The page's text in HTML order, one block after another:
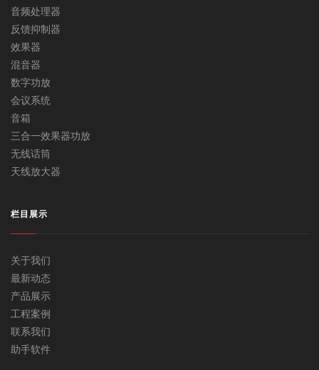
音频处理器
反馈抑制器
效果器
混音器
数字功放
会议系统
音箱
三合一效果器功放
无线话筒
天线放大器
栏目展示
关于我们
最新动态
产品展示
工程案例
联系我们
助手软件